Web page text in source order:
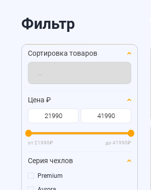
Фильтр
Сортировка товаров
Цена₽
от21990₽ до41990₽
Серия чехлов
Premium